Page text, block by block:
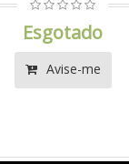
Esgotado
Avise-me